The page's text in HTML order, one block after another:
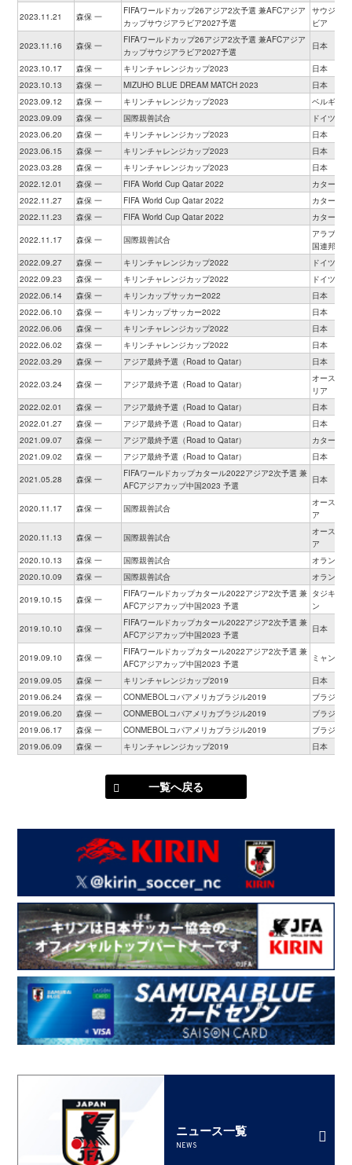
2023.11.21 森保 一
FIFAワールドカップ26アジア2次予選 兼AFCアジア
カップサウジアラビア2027予選
サウジアラ
ビア
2023.11.16 森保 一
FIFAワールドカップ26アジア2次予選 兼AFCアジア
カップサウジアラビア2027予選
日本
2023.10.17 森保 一 キリンチャレンジカップ2023
日本
2023.10.13
森保 一 MIZUHO BLUE DREAM MATCH 2023
日本
2023.09.12
森保 一 キリンチャレンジカップ2023
ベルギー
2023.09.09
森保 一 国際親善試合
ドイツ
2023.06.20
森保 一 キリンチャレンジカップ2023
日本
2023.06.15
森保 一 キリンチャレンジカップ2023
日本
2023.03.28
森保 一 キリンチャレンジカップ2023
日本
2022.12.01
森保 一 FIFA World Cup Qatar 2022
カタール
2022.11.27
森保 一 FIFA World Cup Qatar 2022
カタール
2022.11.23
森保 一 FIFA World Cup Qatar 2022 カタール
2022.11.17 森保 一 国際親善試合
アラブ首長
国連邦
2022.09.27
森保 一 キリンチャレンジカップ2022
ドイツ
2022.09.23
森保 一 キリンチャレンジカップ2022
ドイツ
2022.06.14
森保 一 キリンカップサッカー2022
日本
2022.06.10
森保 一 キリンカップサッカー2022
日本
2022.06.06
森保 一 キリンチャレンジカップ2022
日本
2022.06.02
森保 一 キリンチャレンジカップ2022
日本
2022.03.29
森保 一 アジア最終予選（Road to Qatar） 日本
2022.03.24 森保 一 アジア最終予選（Road to Qatar）
オーストラ
リア
2022.02.01
森保 一 アジア最終予選（Road to Qatar）
日本
2022.01.27
森保 一 アジア最終予選（Road to Qatar）
日本
2021.09.07
森保 一 アジア最終予選（Road to Qatar）
カタール
2021.09.02
森保 一 アジア最終予選（Road to Qatar） 日本
2021.05.28 森保 一
FIFAワールドカップカタール2022アジア2次予選 兼
AFCアジアカップ中国2023 予選
日本
2020.11.17 森保 一 国際親善試合
オーストリ
ア
2020.11.13 森保 一 国際親善試合
オーストリ
ア
2020.10.13
森保 一 国際親善試合
オランダ
2020.10.09
森保 一 国際親善試合 オランダ
2019.10.15 森保 一
FIFAワールドカップカタール2022アジア2次予選 兼
AFCアジアカップ中国2023 予選
タジキスタ
ン
2019.10.10 森保 一
FIFAワールドカップカタール2022アジア2次予選 兼
AFCアジアカップ中国2023 予選
日本
2019.09.10 森保 一
FIFAワールドカップカタール2022アジア2次予選 兼
AFCアジアカップ中国2023 予選
ミャンマー
2019.09.05 森保 一 キリンチャレンジカップ2019
日本
2019.06.24
森保 一 CONMEBOLコパアメリカブラジル2019
ブラジル
2019.06.20
森保 一 CONMEBOLコパアメリカブラジル2019
ブラジル
2019.06.17
森保 一 CONMEBOLコパアメリカブラジル2019
ブラジル
2019.06.09
森保 一 キリンチャレンジカップ2019 日本
一覧へ戻る
ニュース一覧
NEWS